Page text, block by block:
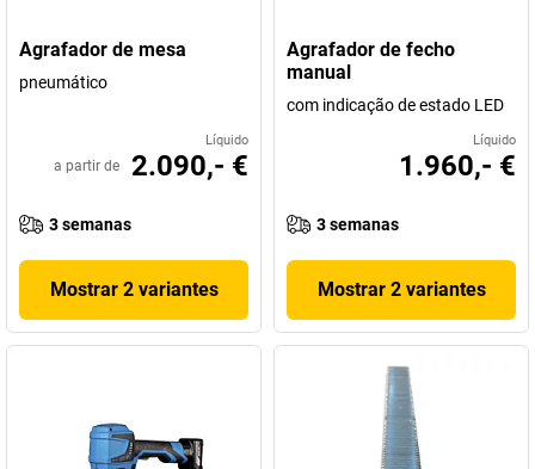
Agrafador de mesa
pneumático
Líquido
a partir de 2.090,- €
3 semanas
Mostrar 2 variantes
Agrafador de fecho
manual
com indicação de estado LED
Líquido
1.960,- €
3 semanas
Mostrar 2 variantes